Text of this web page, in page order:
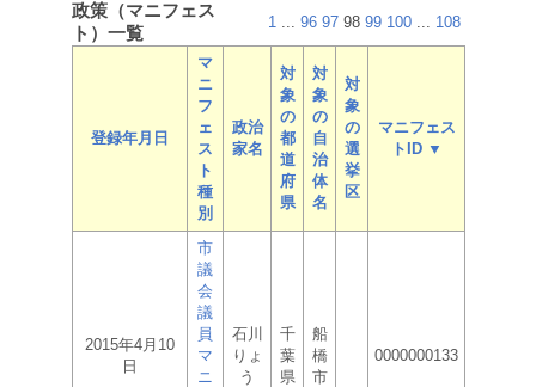
政策（マニフェス
ト）一覧
1 ... 96 97 98 99 100 ... 108
登録年月日
マ
ニ
フ
ェ
ス
ト
種
別
政治
家名
対
象
の
都
道
府
県
対
象
の
自
治
体
名
対
象
の
選
挙
区
マニフェス
トID ▼
2015年4月10
日
市
議
会
議
員
マ
ニ
石川
りょ
う
千
葉
県
船
橋
市
0000000133